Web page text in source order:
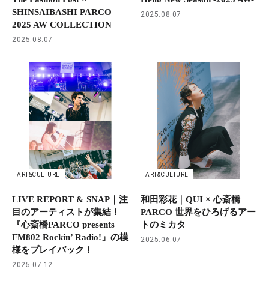
SHINSAIBASHI PARCO
2025 AW COLLECTION
2025.08.07
2025.08.07
ART&CULTURE
LIVE REPORT & SNAP｜注
目のアーティストが集結！
『心斎橋PARCO presents
FM802 Rockin’ Radio!』の模
様をプレイバック！
2025.07.12
ART&CULTURE
和田彩花｜QUI × 心斎橋
PARCO 世界をひろげるアー
トのミカタ
2025.06.07